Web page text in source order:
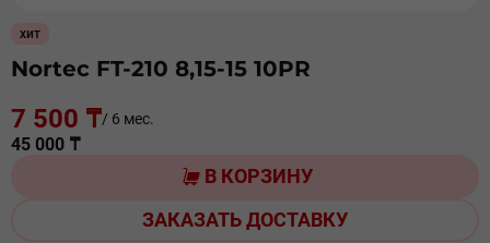
хит
Nortec FT-210 8,15-15 10PR
7 500 ₸/ 6 мес.
45 000 ₸
В КОРЗИНУ
ЗАКАЗАТЬ ДОСТАВКУ